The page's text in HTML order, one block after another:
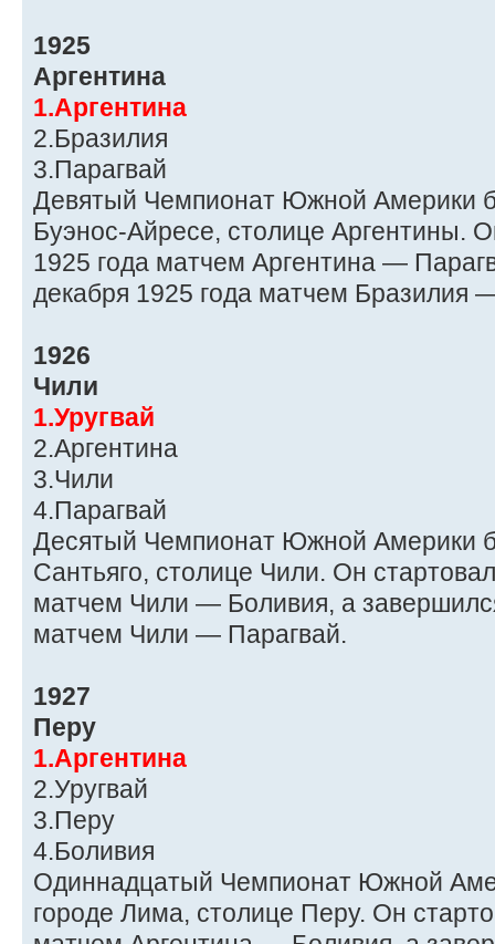
1925
Аргентина
1.Аргентина
2.Бразилия
3.Парагвай
Девятый Чемпионат Южной Америки
Буэнос-Айресе, столице Аргентины.
1925 года матчем Аргентина —
декабря 1925 года матчем Бразилия
1926
Чили
1.Уругвай
2.Аргентина
3.Чили
4.Парагвай
Десятый Чемпионат Южной Америки
Сантьяго, столице Чили. Он
матчем Чили — Боливия, а
матчем Чили — Парагвай.
1927
Перу
1.Аргентина
2.Уругвай
3.Перу
4.Боливия
Одиннадцатый Чемпионат Южной
городе Лима, столице Перу. Он